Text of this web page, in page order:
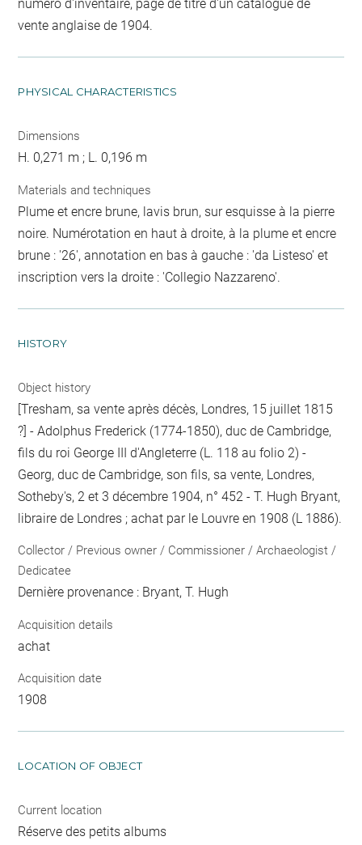
numéro d'inventaire, page de titre d'un catalogue de
vente anglaise de 1904.
PHYSICAL CHARACTERISTICS
Dimensions
H. 0,271 m ; L. 0,196 m
Materials and techniques
Plume et encre brune, lavis brun, sur esquisse à la pierre
noire. Numérotation en haut à droite, à la plume et encre
brune : '26', annotation en bas à gauche : 'da Listeso' et
inscription vers la droite : 'Collegio Nazzareno'.
HISTORY
Object history
[Tresham, sa vente après décès, Londres, 15 juillet 1815
?] - Adolphus Frederick (1774-1850), duc de Cambridge,
fils du roi George III d'Angleterre (L. 118 au folio 2) -
Georg, duc de Cambridge, son fils, sa vente, Londres,
Sotheby's, 2 et 3 décembre 1904, n° 452 - T. Hugh Bryant,
libraire de Londres ; achat par le Louvre en 1908 (L 1886).
Collector / Previous owner / Commissioner / Archaeologist /
Dedicatee
Dernière provenance : Bryant, T. Hugh
Acquisition details
achat
Acquisition date
1908
LOCATION OF OBJECT
Current location
Réserve des petits albums